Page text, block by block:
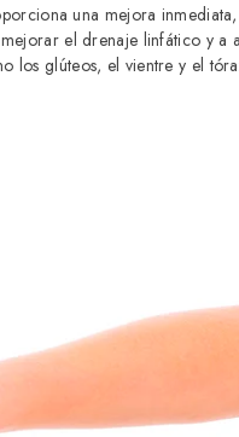
una mejora
el drenaje linfático y
los glúteos, el vientre y el